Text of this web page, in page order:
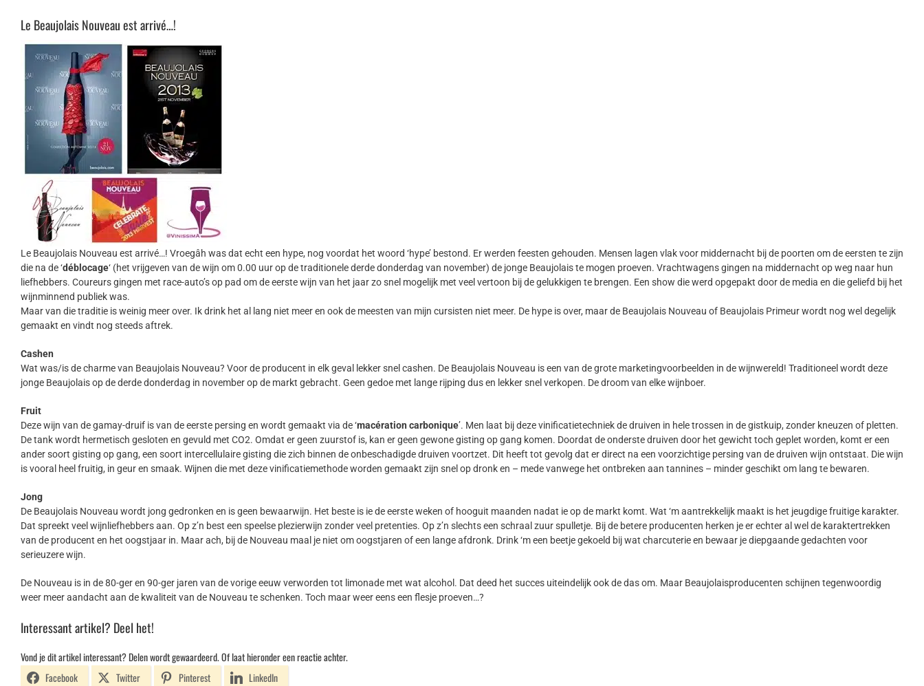
Le Beaujolais Nouveau est arrivé…!
Le Beaujolais Nouveau est arrivé…! Vroegâh was dat echt een hype, nog voordat het woord ‘hype’ bestond. Er werden feesten gehouden. Mensen lagen vlak voor middernacht bij de poorten om de eersten te zijn
die na de ‘déblocage‘ (het vrijgeven van de wijn om 0.00 uur op de traditionele derde donderdag van november) de jonge Beaujolais te mogen proeven. Vrachtwagens gingen na middernacht op weg naar hun
liefhebbers. Coureurs gingen met race-auto’s op pad om de eerste wijn van het jaar zo snel mogelijk met veel vertoon bij de gelukkigen te brengen. Een show die werd opgepakt door de media en die geliefd bij het
wijnminnend publiek was.
Maar van die traditie is weinig meer over. Ik drink het al lang niet meer en ook de meesten van mijn cursisten niet meer. De hype is over, maar de Beaujolais Nouveau of Beaujolais Primeur wordt nog wel degelijk
gemaakt en vindt nog steeds aftrek.
Cashen
Wat was/is de charme van Beaujolais Nouveau? Voor de producent in elk geval lekker snel cashen. De Beaujolais Nouveau is een van de grote marketingvoorbeelden in de wijnwereld! Traditioneel wordt deze
jonge Beaujolais op de derde donderdag in november op de markt gebracht. Geen gedoe met lange rijping dus en lekker snel verkopen. De droom van elke wijnboer.
Fruit
Deze wijn van de gamay-druif is van de eerste persing en wordt gemaakt via de ‘macération carbonique’. Men laat bij deze vinificatietechniek de druiven in hele trossen in de gistkuip, zonder kneuzen of pletten.
De tank wordt hermetisch gesloten en gevuld met CO2. Omdat er geen zuurstof is, kan er geen gewone gisting op gang komen. Doordat de onderste druiven door het gewicht toch geplet worden, komt er een
ander soort gisting op gang, een soort intercellulaire gisting die zich binnen de onbeschadigde druiven voortzet. Dit heeft tot gevolg dat er direct na een voorzichtige persing van de druiven wijn ontstaat. Die wijn
is vooral heel fruitig, in geur en smaak. Wijnen die met deze vinificatiemethode worden gemaakt zijn snel op dronk en – mede vanwege het ontbreken aan tannines – minder geschikt om lang te bewaren.
Jong
De Beaujolais Nouveau wordt jong gedronken en is geen bewaarwijn. Het beste is ie de eerste weken of hooguit maanden nadat ie op de markt komt. Wat ‘m aantrekkelijk maakt is het jeugdige fruitige karakter.
Dat spreekt veel wijnliefhebbers aan. Op z’n best een speelse plezierwijn zonder veel pretenties. Op z’n slechts een schraal zuur spulletje. Bij de betere producenten herken je er echter al wel de karaktertrekken
van de producent en het oogstjaar in. Maar ach, bij de Nouveau maal je niet om oogstjaren of een lange afdronk. Drink ‘m een beetje gekoeld bij wat charcuterie en bewaar je diepgaande gedachten voor
serieuzere wijn.
De Nouveau is in de 80-ger en 90-ger jaren van de vorige eeuw verworden tot limonade met wat alcohol. Dat deed het succes uiteindelijk ook de das om. Maar Beaujolaisproducenten schijnen tegenwoordig
weer meer aandacht aan de kwaliteit van de Nouveau te schenken. Toch maar weer eens een flesje proeven…?
Interessant artikel? Deel het!
Vond je dit artikel interessant? Delen wordt gewaardeerd. Of laat hieronder een reactie achter.
Facebook
Twitter Pinterest LinkedIn